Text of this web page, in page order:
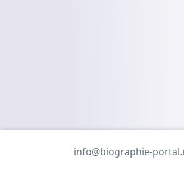
info@biographie-